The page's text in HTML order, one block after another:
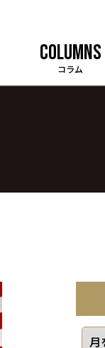
COLUMNS
コラム